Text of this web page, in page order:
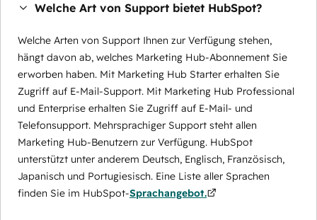
Welche Art von Support bietet HubSpot?
Welche Arten von Support Ihnen zur Verfügung stehen,
hängt davon ab, welches Marketing Hub-Abonnement Sie
erworben haben. Mit Marketing Hub Starter erhalten Sie
Zugriff auf E-Mail-Support. Mit Marketing Hub Professional
und Enterprise erhalten Sie Zugriff auf E-Mail- und
Telefonsupport. Mehrsprachiger Support steht allen
Marketing Hub-Benutzern zur Verfügung. HubSpot
unterstützt unter anderem Deutsch, Englisch, Französisch,
Japanisch und Portugiesisch. Eine Liste aller Sprachen
finden Sie im HubSpot-Sprachangebot.